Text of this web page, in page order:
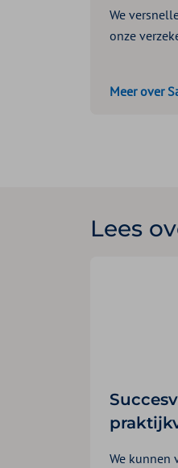
We
onze
Meer over
Lees
We kunnen